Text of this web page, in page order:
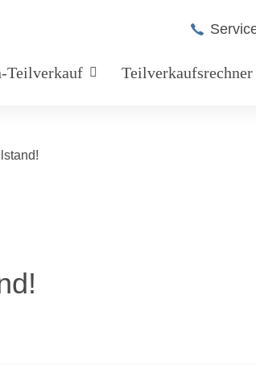
Teilverkauf Teilverkaufsrechner